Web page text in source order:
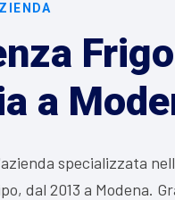
a
specializzata
dal 2013 a Modena.